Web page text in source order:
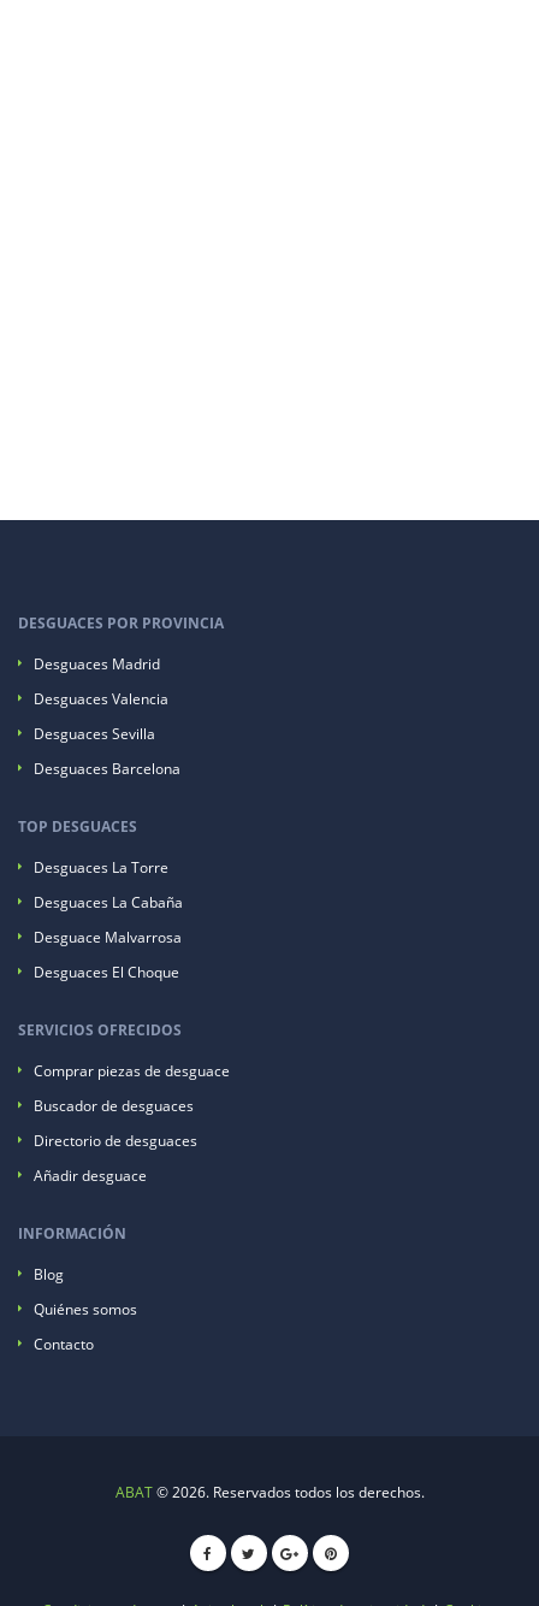
DESGUACES POR PROVINCIA
Desguaces Madrid
Desguaces Valencia
Desguaces Sevilla
Desguaces Barcelona
TOP DESGUACES
Desguaces La Torre
Desguaces La Cabaña
Desguace Malvarrosa
Desguaces El Choque
SERVICIOS OFRECIDOS
Comprar piezas de desguace
Buscador de desguaces
Directorio de desguaces
Añadir desguace
INFORMACIÓN
Blog
Quiénes somos
Contacto
ABAT© 2026. Reservados todos los derechos.